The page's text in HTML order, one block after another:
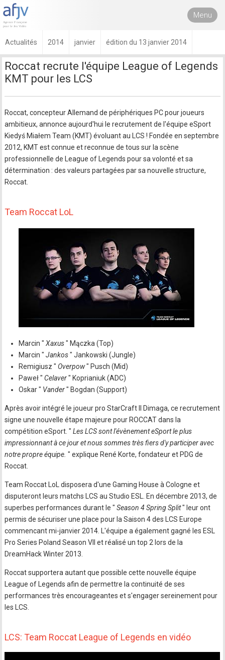
Menu
Actualités 2014 janvier édition du 13 janvier 2014
Roccat recrute l'équipe League of Legends
KMT pour les LCS
Roccat, concepteur Allemand de périphériques PC pour joueurs
ambitieux, annonce aujourd'hui le recrutement de l'équipe eSport
Kiedyś Miałem Team (KMT) évoluant au LCS ! Fondée en septembre
2012, KMT est connue et reconnue de tous sur la scène
professionnelle de League of Legends pour sa volonté et sa
détermination : des valeurs partagées par sa nouvelle structure,
Roccat.
Team Roccat LoL
Marcin " Xaxus" Mączka (Top)
Marcin " Jankos" Jankowski (Jungle)
Remigiusz " Overpow" Pusch (Mid)
Paweł " Celaver" Koprianiuk (ADC)
Oskar " Vander" Bogdan (Support)
Après avoir intégré le joueur pro StarCraft II Dimaga, ce recrutement
signe une nouvelle étape majeure pour ROCCAT dans la
compétition eSport. " Les LCS sont l'évènement eSport le plus
impressionnant à ce jour et nous sommes très fiers d'y participer avec
notre propre équipe." explique René Korte, fondateur et PDG de
Roccat.
Team Roccat LoL disposera d'une Gaming House à Cologne et
disputeront leurs matchs LCS au Studio ESL. En décembre 2013, de
superbes performances durant le " Season 4 Spring Split" leur ont
permis de sécuriser une place pour la Saison 4 des LCS Europe
commencant mi-janvier 2014. L'équipe a également gagné les ESL
Pro Series Poland Season VII et réalisé un top 2 lors de la
DreamHack Winter 2013.
Roccat supportera autant que possible cette nouvelle équipe
League of Legends afin de permettre la continuité de ses
performances très encourageantes et s'engager sereinement pour
les LCS.
LCS: Team Roccat League of Legends en vidéo